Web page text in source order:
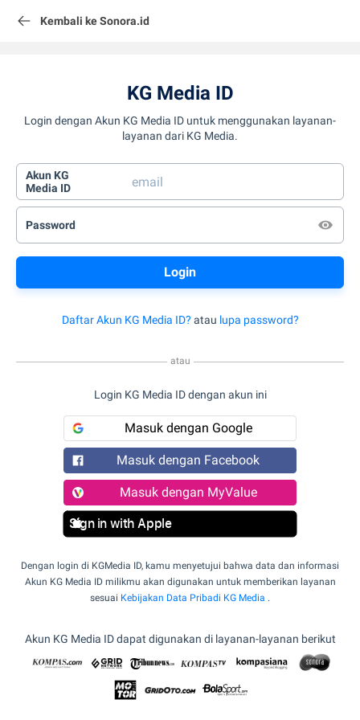
Kembali ke Sonora.id
KG Media ID
Login dengan Akun KG Media ID untuk menggunakan layanan-
layanan dari KG Media.
Akun KG
Media ID
Password
Daftar Akun KG Media ID? atau lupa password?
atau
Login KG Media ID dengan akun ini
Masuk dengan Google
Masuk dengan Facebook
Masuk dengan MyValue
Sign in with Apple
Dengan login di KGMedia ID, kamu menyetujui bahwa data dan informasi
Akun KG Media ID milikmu akan digunakan untuk memberikan layanan
sesuai Kebijakan Data Pribadi KG Media .
Akun KG Media ID dapat digunakan di layanan-layanan berikut